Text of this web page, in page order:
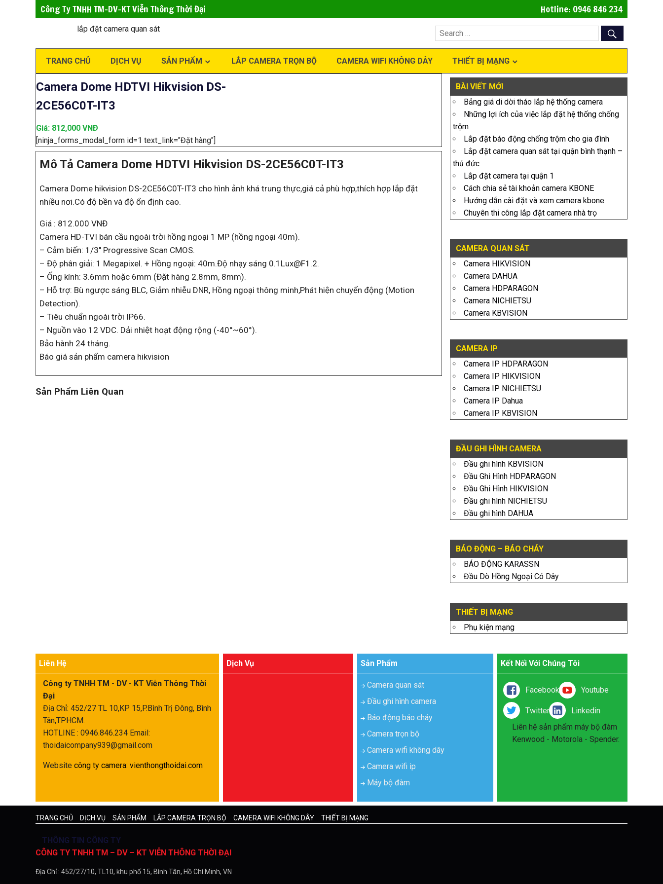
Công Ty TNHH TM-DV-KT Viễn Thông Thời Đại Hotline: 0946 846 234
lắp đặt camera quan sát
TRANG CHỦ DỊCH VỤ SẢN PHẨM LẮP CAMERA TRỌN BỘ CAMERA WIFI KHÔNG DÂY THIẾT BỊ MẠNG
Camera Dome HDTVI Hikvision DS-
2CE56C0T-IT3
Giá: 812,000 VNÐ
[ninja_forms_modal_form id=1 text_link="Đặt hàng"]
Mô Tả Camera Dome HDTVI Hikvision DS-2CE56C0T-IT3
Camera Dome hikvision DS-2CE56C0T-IT3 cho hình ảnh khá trung thực,giá cả phù hợp,thích hợp lắp đặt
nhiều nơi.Có độ bền và độ ổn định cao.
Giá : 812.000 VNĐ
Camera HD-TVI bán cầu ngoài trời hồng ngoại 1 MP (hồng ngoại 40m).
– Cảm biến: 1/3″ Progressive Scan CMOS.
– Độ phân giải: 1 Megapixel. + Hồng ngoại: 40m.Độ nhạy sáng 0.1Lux@F1.2.
– Ống kính: 3.6mm hoặc 6mm (Đặt hàng 2.8mm, 8mm).
– Hỗ trợ: Bù ngược sáng BLC, Giảm nhiễu DNR, Hồng ngoại thông minh,Phát hiện chuyển động (Motion
Detection).
– Tiêu chuẩn ngoài trời IP66.
– Nguồn vào 12 VDC. Dải nhiệt hoạt động rộng (-40°~60°).
Bảo hành 24 tháng.
Báo giá sản phẩm camera hikvision
Sản Phẩm Liên Quan
BÀI VIẾT MỚI
Bảng giá di dời tháo lắp hệ thống camera
Những lợi ích của việc lắp đặt hệ thống chống
trộm
Lắp đặt báo động chống trộm cho gia đình
Lắp đặt camera quan sát tại quận bình thạnh –
thủ đức
Lắp đặt camera tại quận 1
Cách chia sẻ tài khoản camera KBONE
Hướng dẫn cài đặt và xem camera kbone
Chuyên thi công lắp đặt camera nhà trọ
CAMERA QUAN SÁT
Camera HIKVISION
Camera DAHUA
Camera HDPARAGON
Camera NICHIETSU
Camera KBVISION
CAMERA IP
Camera IP HDPARAGON
Camera IP HIKVISION
Camera IP NICHIETSU
Camera IP Dahua
Camera IP KBVISION
ĐẦU GHI HÌNH CAMERA
Đầu ghi hình KBVISION
Đầu Ghi Hình HDPARAGON
Đầu Ghi Hình HIKVISION
Đầu ghi hình NICHIETSU
Đầu ghi hình DAHUA
BÁO ĐỘNG – BÁO CHÁY
BÁO ĐỘNG KARASSN
Đầu Dò Hồng Ngoại Có Dây
THIẾT BỊ MẠNG
Phụ kiện mạng
Liên Hệ
Công ty TNHH TM - DV - KT Viễn Thông Thời
Đại
Địa Chỉ: 452/27 TL 10,KP 15,P.Bình Trị Đông, Bình
Tân,TPHCM.
HOTLINE : 0946.846.234 Email:
thoidaicompany939@gmail.com
Website công ty camera: vienthongthoidai.com
Dịch Vụ Sản Phẩm
Camera quan sát
Đầu ghi hình camera
Báo động báo cháy
Camera trọn bộ
Camera wifi không dây
Camera wifi ip
Máy bộ đàm
Kết Nối Với Chúng Tôi
Facebook Youtube
Twitter
Linkedin
Liên hệ sản phẩm máy bộ đàm
Kenwood - Motorola - Spender.
TRANG CHỦ DỊCH VỤ SẢN PHẨM LẮP CAMERA TRỌN BỘ CAMERA WIFI KHÔNG DÂY THIẾT BỊ MẠNG
THÔNG TIN CÔNG TY
CÔNG TY TNHH TM – DV – KT VIỄN THÔNG THỜI ĐẠI
Địa Chỉ : 452/27/10, TL10, khu phố 15, Bình Tân, Hồ Chí Minh, VN